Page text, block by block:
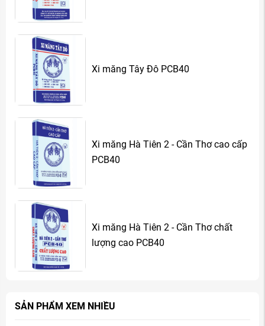
Xi măng Tây Đô PCB40
Xi măng Hà Tiên 2 - Cần Thơ cao cấp
PCB40
Xi măng Hà Tiên 2 - Cần Thơ chất
lượng cao PCB40
SẢN PHẨM XEM NHIỀU